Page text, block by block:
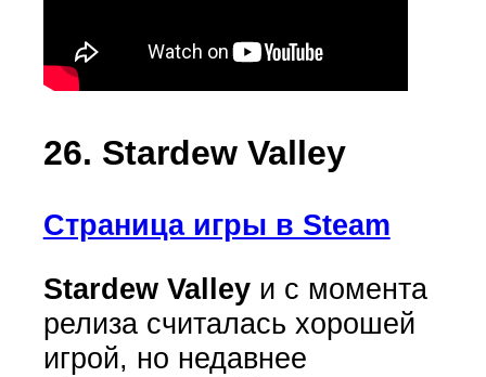
26. Stardew Valley
Страница игры в Steam
Stardew Valleyи с момента
релиза считалась хорошей
игрой, но недавнее